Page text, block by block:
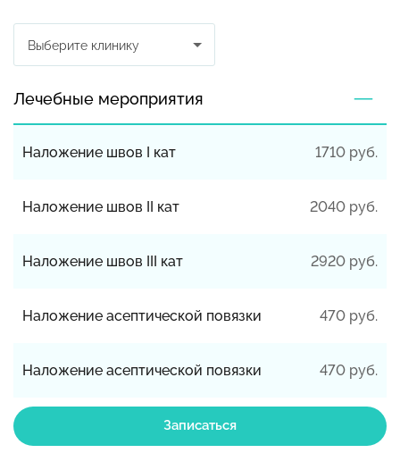
Выберите клинику
Лечебные мероприятия
Наложение швов I кат 1710 руб.
Наложение швов II кат 2040 руб.
Наложение швов III кат 2920 руб.
Наложение асептической повязки 470 руб.
Наложение асептической повязки 470 руб.
Записаться